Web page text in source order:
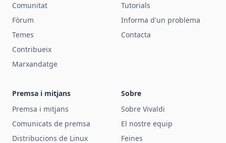
Comunitat
Fòrum
Temes
Contribueix
Marxandatge
Tutorials
Informa d'un problema
Contacta
Premsa i mitjans
Premsa i mitjans
Comunicats de premsa
Distribucions de Linux
Sobre
Sobre Vivaldi
El nostre equip
Feines